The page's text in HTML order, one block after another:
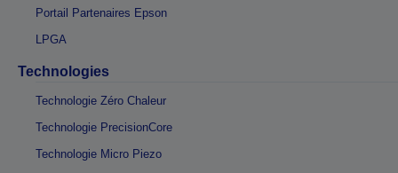
Portail Partenaires Epson
LPGA
Technologies
Technologie Zéro Chaleur
Technologie PrecisionCore
Technologie Micro Piezo